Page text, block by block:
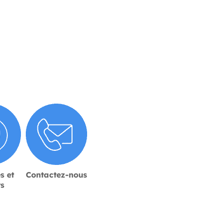
et
Contactez-nous